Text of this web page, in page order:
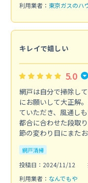
利用業者： 東京ガスのハ
キレイで嬉しい
5.0
網戸は自分で掃除し
にお願いして大正解
ていただき、風通し
都合に合わせた段取
節の変わり目にまた
網戸清掃
投稿日：2024/11/12
利用業者： なんでもや